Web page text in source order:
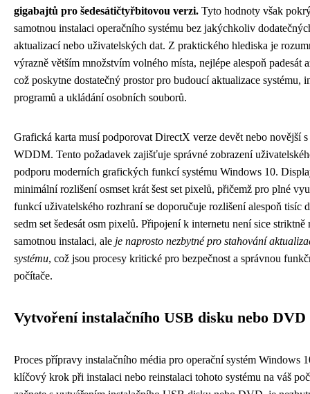
gigabajtů pro šedesátičtyřbitovou verzi. Tyto hodnoty však
samotnou instalaci operačního systému bez jakýchkoliv
aktualizací nebo uživatelských dat. Z praktického hlediska je
výrazně větším množstvím volného místa, nejlépe alespoň padesát
což poskytne dostatečný prostor pro budoucí aktualizace systému,
programů a ukládání osobních souborů.
Grafická karta musí podporovat DirectX verze devět nebo novější s
WDDM. Tento požadavek zajišťuje správné zobrazení
podporu moderních grafických funkcí systému Windows 10.
minimální rozlišení osmset krát šest set pixelů, přičemž pro plné
funkcí uživatelského rozhraní se doporučuje rozlišení alespoň tisíc
sedm set šedesát osm pixelů. Připojení k internetu není sice striktně
samotnou instalaci, ale je naprosto nezbytné pro stahování
systému, což jsou procesy kritické pro bezpečnost a správnou
počítače.
Vytvoření instalačního USB disku nebo DVD
Proces přípravy instalačního média pro operační systém Windows
klíčový krok při instalaci nebo reinstalaci tohoto systému na váš